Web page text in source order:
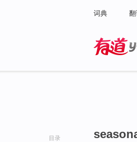
词典
目录